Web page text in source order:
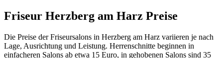
Friseur Herzberg am Harz Preise
Die Preise der Friseursalons in Herzberg am Harz variieren je nach
Lage, Ausrichtung und Leistung. Herrenschnitte beginnen in
einfacheren Salons ab etwa 15 Euro, in gehobenen Salons sind 35